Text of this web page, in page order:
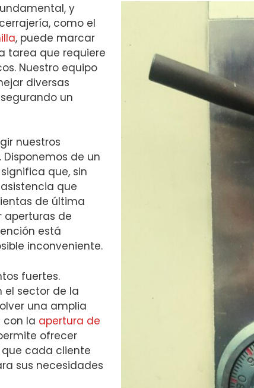
y
como el
, puede marcar
tarea que requiere
Nuestro equipo
diversas
un
nuestros
de un
que, sin
que
de última
aperturas de
está
inconveniente.
fuertes.
el sector de la
una amplia
con la apertura de
ofrecer
cada cliente
sus necesidades